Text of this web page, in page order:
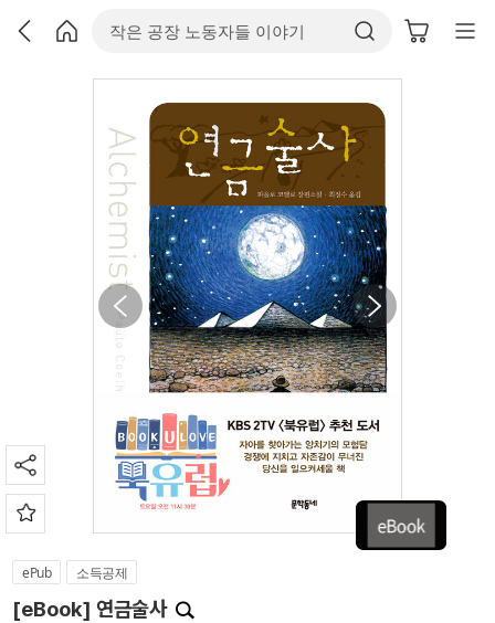
ePub 소득공제
[eBook] 연금술사